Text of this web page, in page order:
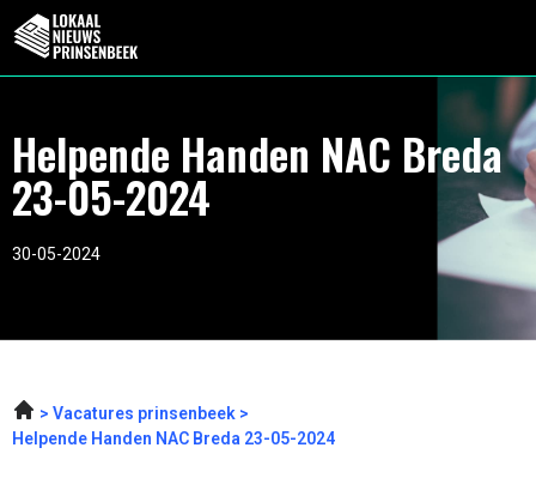
Helpende Handen NAC Breda
23-05-2024
30-05-2024
Vacatures prinsenbeek
Helpende Handen NAC Breda 23-05-2024